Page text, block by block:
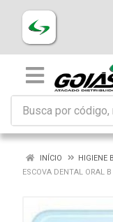
INÍCIO HIGIENE
ESCOVA DENTAL ORAL